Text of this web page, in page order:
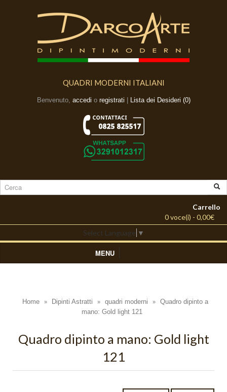
QUADRI MODERNI ITALIANI
Benvenuto, accedi o registrati Lista dei Desideri (0)
Carrello
0 voce(i) - 0,00€
Select Language ▼
MENU
Blue Light
Home » Dipinti Astratti » quadri moderni »
Quadro dipinto a
mano: Gold light 121
Quadro dipinto a mano: Gold light
121